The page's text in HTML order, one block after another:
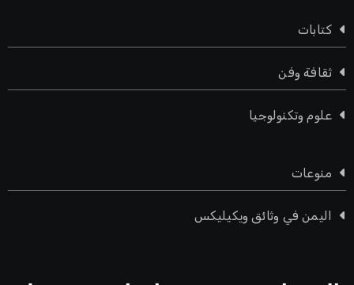
كتابات
ثقافة وفن
علوم وتكنولوجيا
منوعات
اليمن في وثائق ويكيليكس